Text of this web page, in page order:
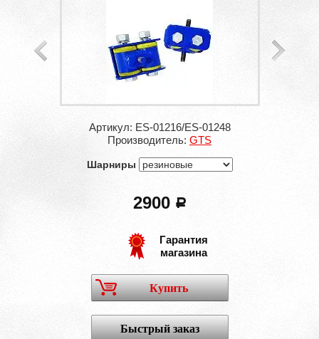
Артикул: ES-01216/ES-01248
Производитель: GTS
Шарниры
2900 a
Гарантия
магазина
Купить
Быстрый заказ